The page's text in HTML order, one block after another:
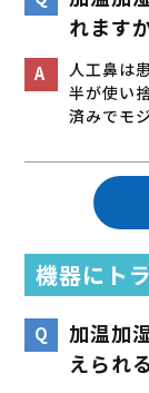
れます
人工鼻は
半が使い
済みでモ
機器にト
加温加
えられ